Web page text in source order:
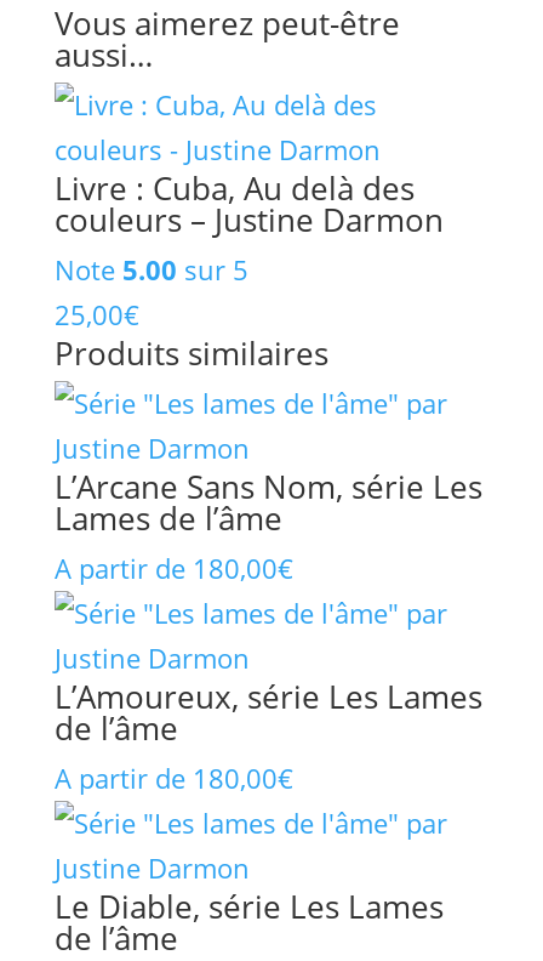
Vous aimerez peut-être
aussi…
Livre : Cuba, Au delà des
couleurs – Justine Darmon
Note 5.00 sur 5
25,00€
Produits similaires
L’Arcane Sans Nom, série Les
Lames de l’âme
A partir de 180,00€
L’Amoureux, série Les Lames
de l’âme
A partir de 180,00€
Le Diable, série Les Lames
de l’âme